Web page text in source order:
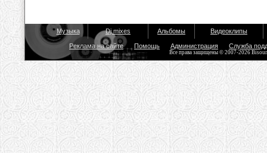
Музыка Dj mixes Альбомы Видеоклипы
Реклама на сайте Помощь Администрация Служба
Все права защищены © 2007-2026